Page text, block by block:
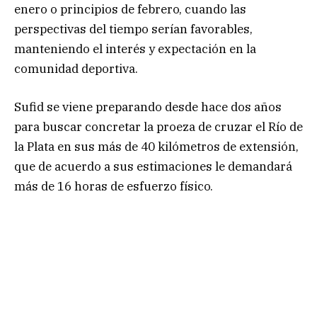
enero o principios de febrero, cuando las
perspectivas del tiempo serían favorables,
manteniendo el interés y expectación en la
comunidad deportiva.
Sufid se viene preparando desde hace dos años
para buscar concretar la proeza de cruzar el Río de
la Plata en sus más de 40 kilómetros de extensión,
que de acuerdo a sus estimaciones le demandará
más de 16 horas de esfuerzo físico.